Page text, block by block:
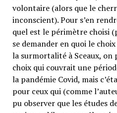
volontaire (alors que le
inconscient). Pour s’en
quel est le périmètre choisi
se demander en quoi le
la surmortalité à Sceaux, on
choix qui couvrait une
la pandémie Covid, mais
pour ceux qui (comme
pu observer que les études